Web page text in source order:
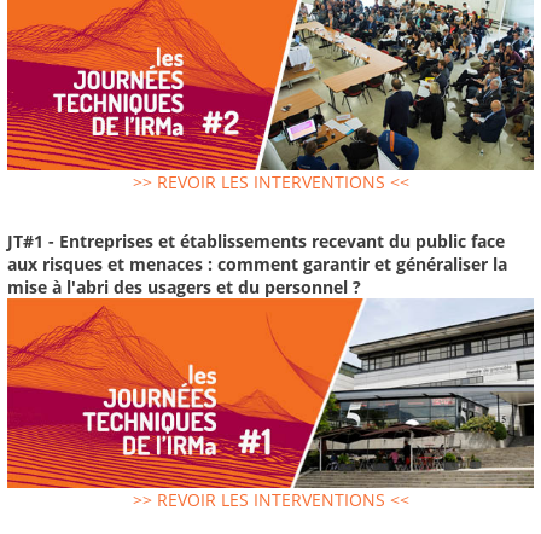
>> REVOIR LES INTERVENTIONS <<
JT#1 - Entreprises et établissements recevant du public face
aux risques et menaces : comment garantir et généraliser la
mise à l'abri des usagers et du personnel ?
>> REVOIR LES INTERVENTIONS <<